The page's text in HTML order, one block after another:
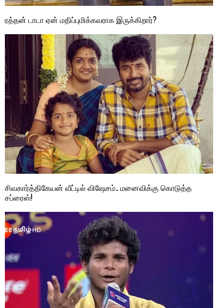
ரத்தன் டாடா ஏன் மதிப்புமிக்கவராக இருக்கிறார்?
சிவகார்த்திகேயன் வீட்டில் விஷேசம்.. மனைவிக்கு கொடுத்த
சப்ரைஸ்!